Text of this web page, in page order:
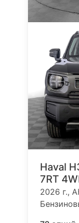
Haval
7RT
2026 г.,